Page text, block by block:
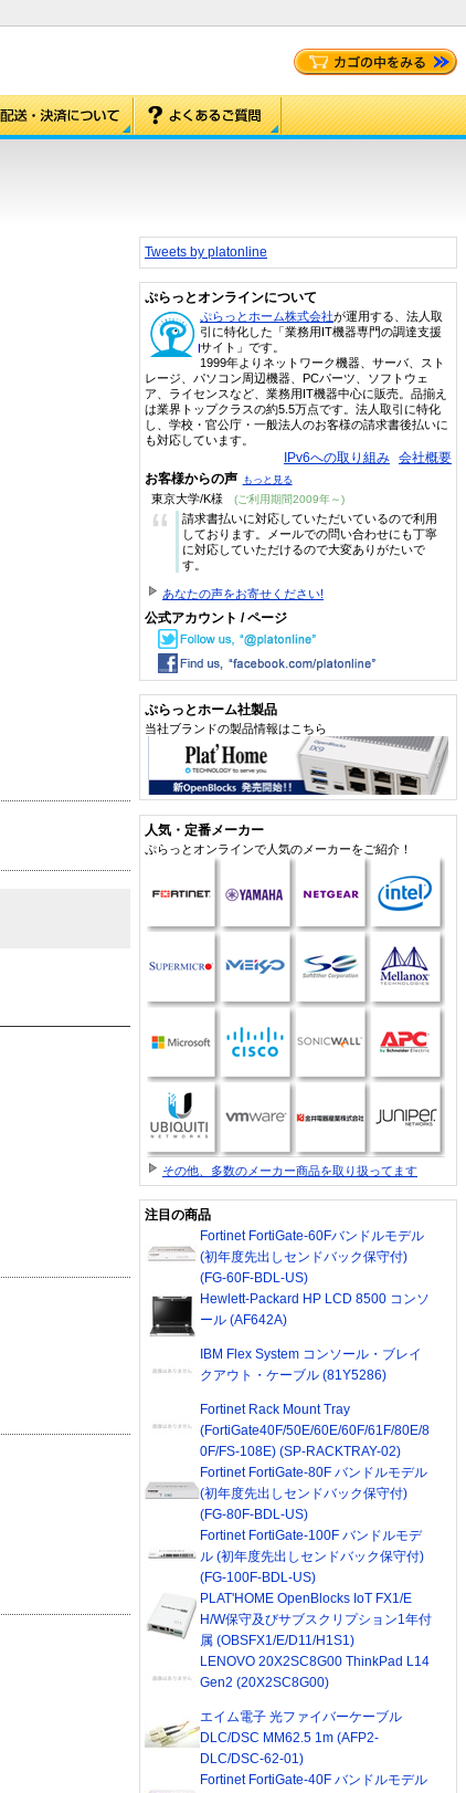
Tweets by platonline
ぷらっとオンラインについて
ぷらっとホーム株式会社が運用する、法人取
引に特化した「業務用IT機器専門の調達支援
サイト」です。
1999年よりネットワーク機器、サーバ、スト
レージ、パソコン周辺機器、PCパーツ、ソフトウェ
ア、ライセンスなど、業務用IT機器中心に販売。品揃え
は業界トップクラスの約5.5万点です。法人取引に特化
し、学校・官公庁・一般法人のお客様の請求書後払いに
も対応しています。
IPv6への取り組み 会社概要
お客様からの声 もっと見る
東京大学/K様 (ご利用期間2009年～)
“
請求書払いに対応していただいているので利用
しております。メールでの問い合わせにも丁寧
に対応していただけるので大変ありがたいで
す。
あなたの声をお寄せください!
公式アカウント / ページ
ぷらっとホーム社製品
当社ブランドの製品情報はこちら
人気・定番メーカー
ぷらっとオンラインで人気のメーカーをご紹介！
その他、多数のメーカー商品を取り扱ってます
注目の商品
Fortinet FortiGate-60Fバンドルモデル
(初年度先出しセンドバック保守付)
(FG-60F-BDL-US)
Hewlett-Packard HP LCD 8500 コンソ
ール (AF642A)
IBM Flex System コンソール・ブレイ
クアウト・ケーブル (81Y5286)
Fortinet Rack Mount Tray
(FortiGate40F/50E/60E/60F/61F/80E/8
0F/FS-108E) (SP-RACKTRAY-02)
Fortinet FortiGate-80F バンドルモデル
(初年度先出しセンドバック保守付)
(FG-80F-BDL-US)
Fortinet FortiGate-100F バンドルモデ
ル (初年度先出しセンドバック保守付)
(FG-100F-BDL-US)
PLAT'HOME OpenBlocks IoT FX1/E
H/W保守及びサブスクリプション1年付
属 (OBSFX1/E/D11/H1S1)
LENOVO 20X2SC8G00 ThinkPad L14
Gen2 (20X2SC8G00)
エイム電子 光ファイバーケーブル
DLC/DSC MM62.5 1m (AFP2-
DLC/DSC-62-01)
Fortinet FortiGate-40F バンドルモデル